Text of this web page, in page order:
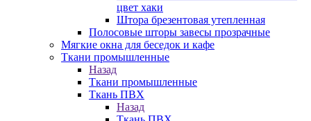
цвет хаки
Штора брезентовая утепленная
Полосовые шторы завесы прозрачные
Мягкие окна для беседок и кафе
Ткани промышленные
Назад
Ткани промышленные
Ткань ПВХ
Назад